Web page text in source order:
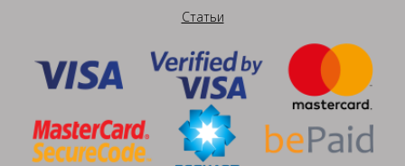
Статьи